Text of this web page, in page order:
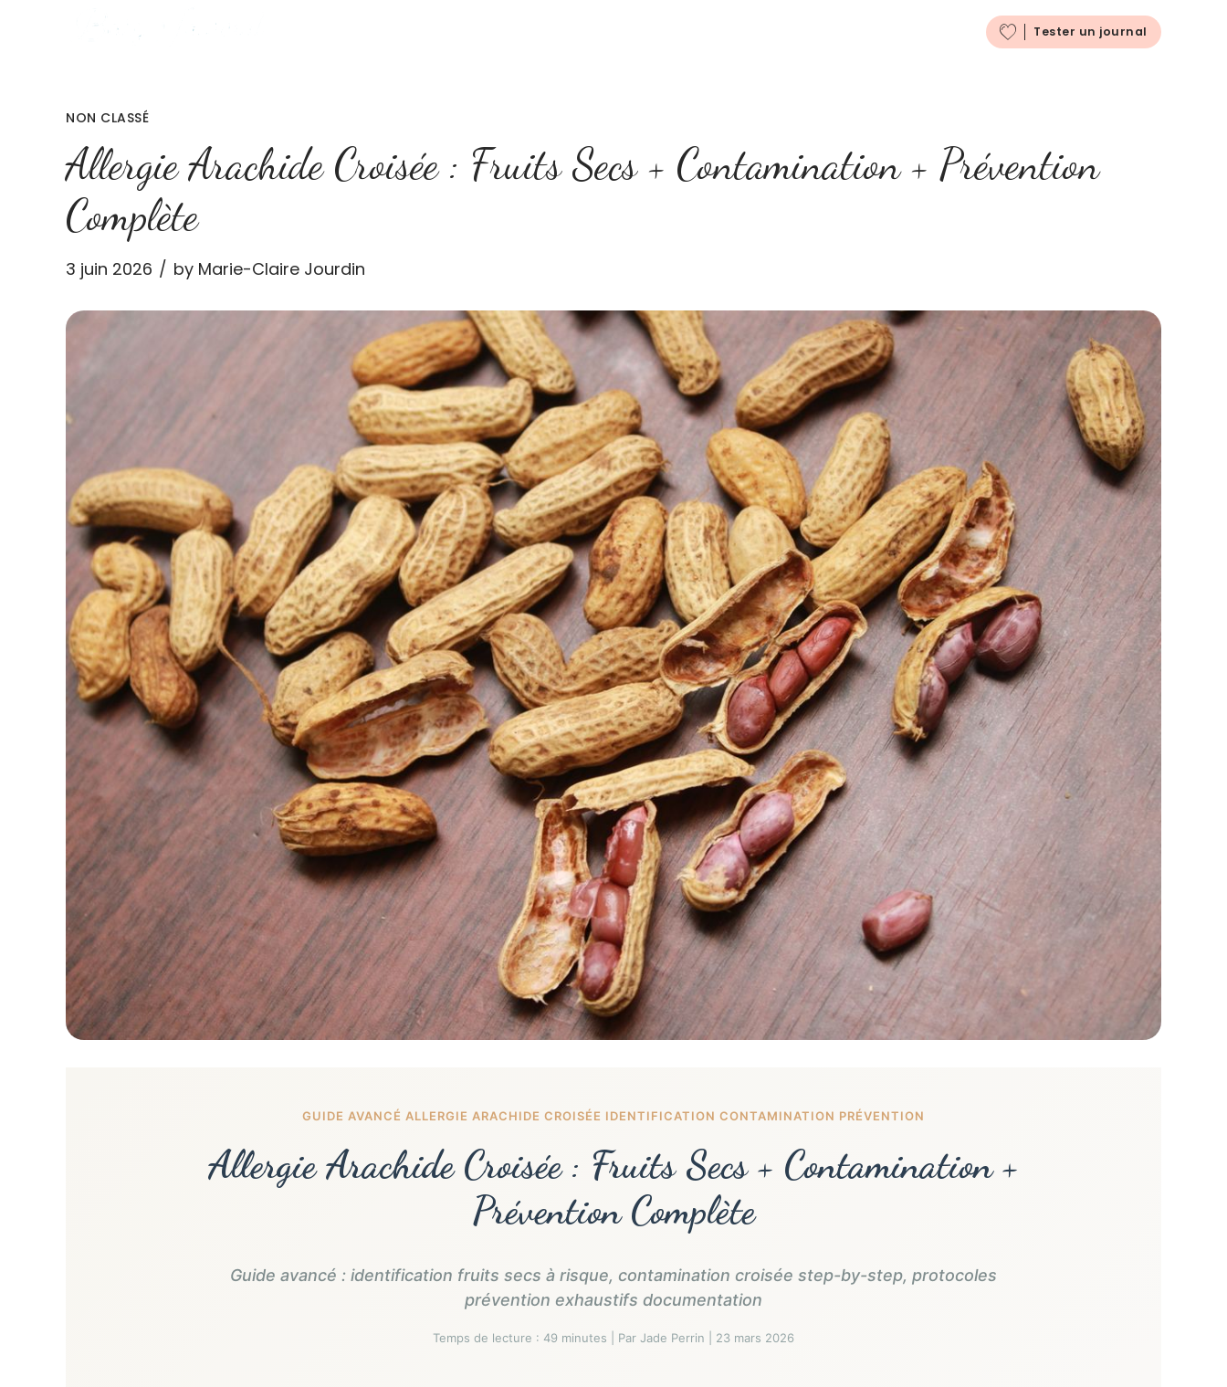
Tester un journal
NON CLASSÉ
Allergie Arachide Croisée : Fruits Secs + Contamination + Prévention
Complète
3 juin 2026 by Marie-Claire Jourdin
GUIDE AVANCÉ ALLERGIE ARACHIDE CROISÉE IDENTIFICATION CONTAMINATION PRÉVENTION
Allergie Arachide Croisée : Fruits Secs + Contamination +
Prévention Complète
Guide avancé : identification fruits secs à risque, contamination croisée step-by-step, protocoles
prévention exhaustifs documentation
Temps de lecture : 49 minutes | Par Jade Perrin | 23 mars 2026